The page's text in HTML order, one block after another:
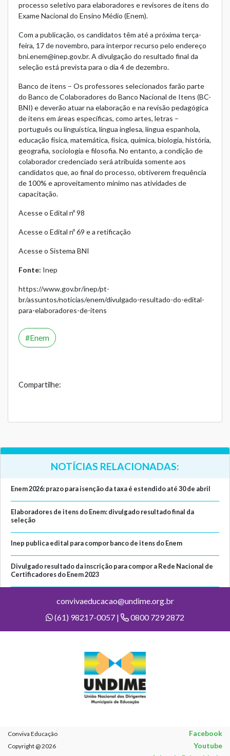
processo seletivo para elaboradores e revisores de itens do
Exame Nacional do Ensino Médio (Enem).
Com a publicação, os candidatos têm até a próxima terça-
feira, 17 de novembro, para interpor recurso pelo endereço
bni.enem@inep.gov.br. A divulgação do resultado final da
seleção está prevista para o dia 4 de dezembro.
Banco de itens – Os professores selecionados farão parte
do Banco de Colaboradores do Banco Nacional de Itens (BC-
BNI) e deverão atuar na elaboração e na revisão pedagógica
de itens em áreas específicas, como artes, letras –
português ou linguística, língua inglesa, língua espanhola,
educação física, matemática, física, química, biologia, história,
geografia, sociologia e filosofia. No entanto, a condição de
colaborador credenciado será atribuída somente aos
candidatos que, ao final do processo, obtiverem frequência
de 100% e aproveitamento mínimo nas atividades de
capacitação.
Acesse o Edital nº 98
Acesse o Edital nº 69 e a retificação
Acesse o Sistema BNI
Fonte: Inep
https://www.gov.br/inep/pt-
br/assuntos/noticias/enem/divulgado-resultado-do-edital-
para-elaboradores-de-itens
Enem
Compartilhe:
NOTÍCIAS RELACIONADAS:
Enem 2026: prazo para isenção da taxa é estendido até 30 de abril
Elaboradores de itens do Enem: divulgado resultado final da
seleção
Inep publica edital para compor banco de itens do Enem
Divulgado resultado da inscrição para compor a Rede Nacional de
Certificadores do Enem 2023
convivaeducacao@undime.org.br
(61) 98217-0057 |
0800 729 2872
Conviva Educação Facebook
Copyright @ 2026 Youtube